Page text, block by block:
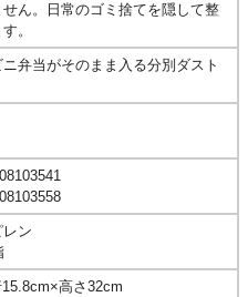
ん。日常のゴミ捨てを隠して整
。
弁当がそのまま入る分別ダスト
ン
高さ32cm